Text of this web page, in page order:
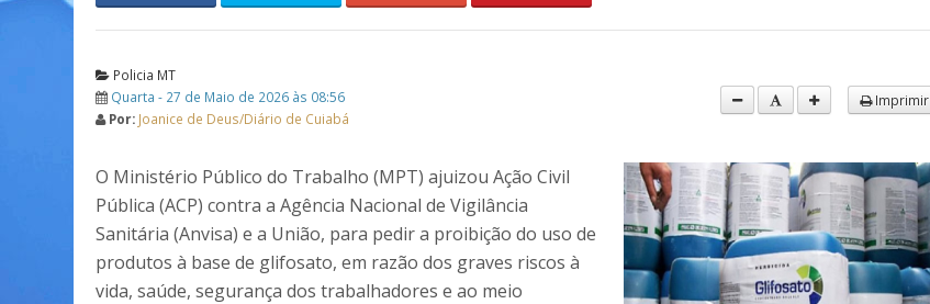
Policia MT
Quarta - 27 de Maio de 2026 às 08:56
Por: Joanice de Deus/Diário de Cuiabá
Imprimir
O Ministério Público do Trabalho (MPT) ajuizou Ação Civil
Pública (ACP) contra a Agência Nacional de Vigilância
Sanitária (Anvisa) e a União, para pedir a proibição do uso de
produtos à base de glifosato, em razão dos graves riscos à
vida, saúde, segurança dos trabalhadores e ao meio